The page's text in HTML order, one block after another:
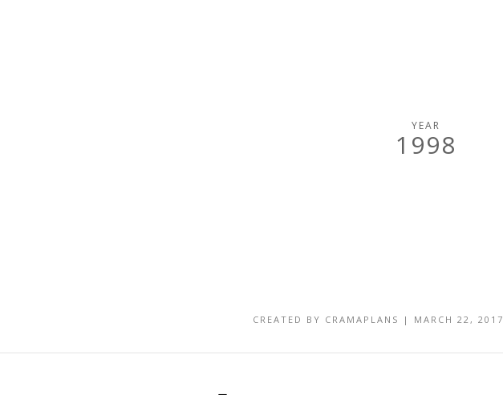
YEAR
1998
CREATED BY CRAMAPLANS | MARCH 22, 2017